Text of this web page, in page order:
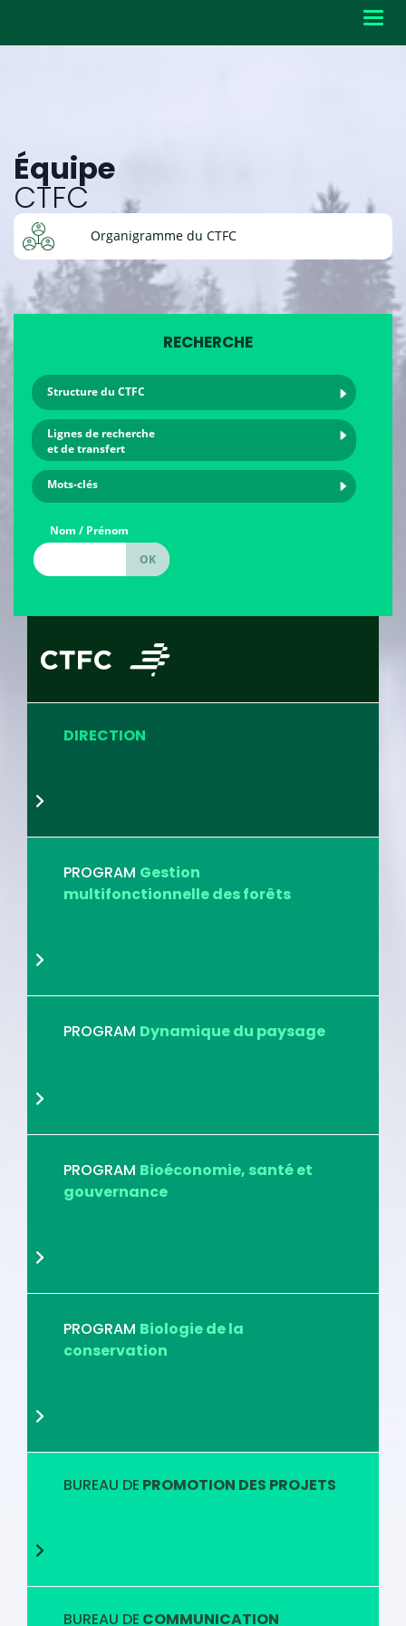
Équipe
CTFC
Organigramme du CTFC
RECHERCHE
Structure du CTFC
Lignes de recherche
et de transfert
Mots-clés
Nom / Prénom
DIRECTION
PROGRAM Gestion
multifonctionnelle des forêts
PROGRAM Dynamique du paysage
PROGRAM Bioéconomie, santé et
gouvernance
PROGRAM Biologie de la
conservation
BUREAU DE PROMOTION DES PROJETS
BUREAU DE COMMUNICATION